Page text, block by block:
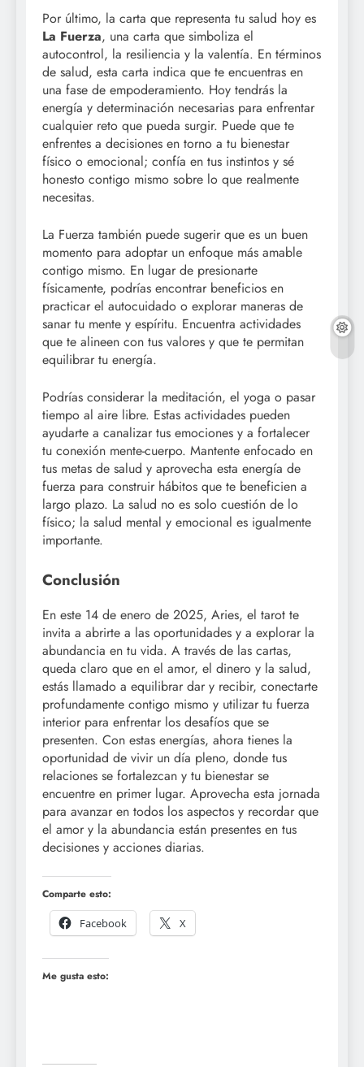
Por último, la carta que representa tu salud hoy es
La Fuerza, una carta que simboliza el
autocontrol, la resiliencia y la valentía. En términos
de salud, esta carta indica que te encuentras en
una fase de empoderamiento. Hoy tendrás la
energía y determinación necesarias para enfrentar
cualquier reto que pueda surgir. Puede que te
enfrentes a decisiones en torno a tu bienestar
físico o emocional; confía en tus instintos y sé
honesto contigo mismo sobre lo que realmente
necesitas.
La Fuerza también puede sugerir que es un buen
momento para adoptar un enfoque más amable
contigo mismo. En lugar de presionarte
físicamente, podrías encontrar beneficios en
practicar el autocuidado o explorar maneras de
sanar tu mente y espíritu. Encuentra actividades
que te alineen con tus valores y que te permitan
equilibrar tu energía.
Podrías considerar la meditación, el yoga o pasar
tiempo al aire libre. Estas actividades pueden
ayudarte a canalizar tus emociones y a fortalecer
tu conexión mente-cuerpo. Mantente enfocado en
tus metas de salud y aprovecha esta energía de
fuerza para construir hábitos que te beneficien a
largo plazo. La salud no es solo cuestión de lo
físico; la salud mental y emocional es igualmente
importante.
Conclusión
En este 14 de enero de 2025, Aries, el tarot te
invita a abrirte a las oportunidades y a explorar la
abundancia en tu vida. A través de las cartas,
queda claro que en el amor, el dinero y la salud,
estás llamado a equilibrar dar y recibir, conectarte
profundamente contigo mismo y utilizar tu fuerza
interior para enfrentar los desafíos que se
presenten. Con estas energías, ahora tienes la
oportunidad de vivir un día pleno, donde tus
relaciones se fortalezcan y tu bienestar se
encuentre en primer lugar. Aprovecha esta jornada
para avanzar en todos los aspectos y recordar que
el amor y la abundancia están presentes en tus
decisiones y acciones diarias.
Comparte esto:
Facebook
X
Me gusta esto: